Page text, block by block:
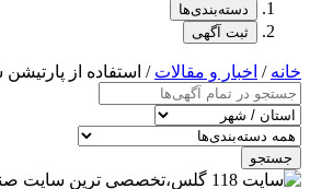
دسته‌بندی‌ها
ثبت آگهی
خانه / اخبار و مقالات / استفاده از
جستجو